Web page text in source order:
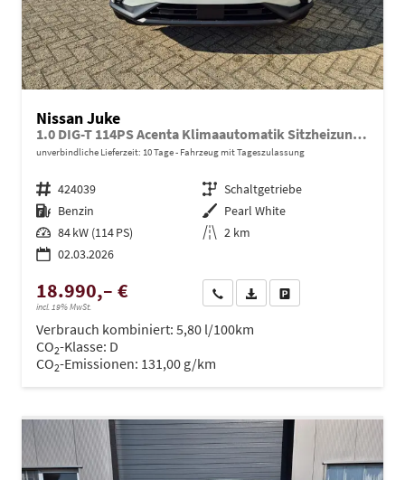
Nissan Juke
1.0 DIG-T 114PS Acenta Klimaautomatik Sitzheizung Rückf.Kamera Bluetooth Touchscreen wireless Apple CarPlay Android Auto
unverbindliche Lieferzeit: 10 Tage Fahrzeug mit Tageszulassung
Fahrzeugnr. 424039 Getriebe Schaltgetriebe
Kraftstoff Benzin Außenfarbe Pearl White
Leistung 84 kW (114 PS) Kilometerstand 2 km
02.03.2026
18.990,– €
incl. 19% MwSt.
Wir rufen Sie anPDF-Datei, Fahrzeugexposé
Verbrauch kombiniert: 5,80 l/100km
CO2-Klasse: D
CO2-Emissionen: 131,00 g/km